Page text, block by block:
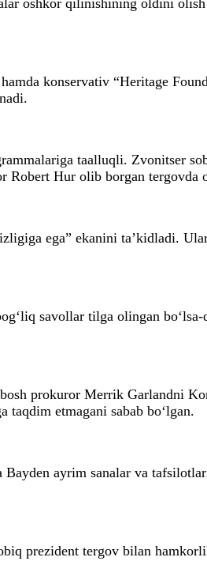
konservativ “Heritage
taalluqli. Zvonitser
Hur olib borgan tergovda
ega” ekanini ta’kidladi.
savollar tilga olingan bo‘lsa-
prokuror Merrik Garlandni
etmagani sabab bo‘lgan.
ayrim sanalar va
prezident tergov bilan